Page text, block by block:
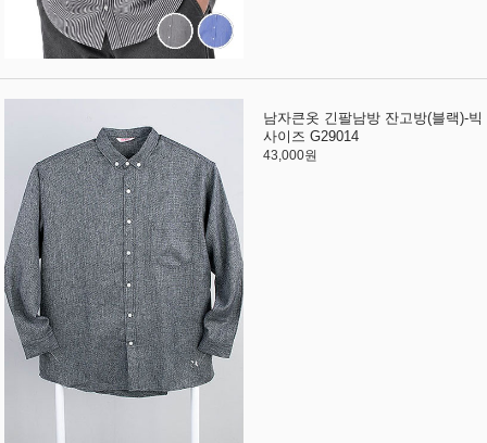
남자큰옷 긴팔남방 잔고방(블랙)-빅
사이즈 G29014
43,000원